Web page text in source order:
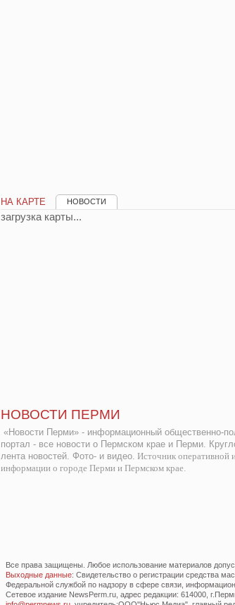
НА КАРТЕ НОВОСТИ
загрузка карты...
НОВОСТИ ПЕРМИ
«Новости Перми» - информационный общественно-
портал - все новости о Пермском крае и Перми.
лента новостей. Фото- и видео. Источник оперативной
информации о городе Перми и Пермском крае.
Все права защищены. Любое использование материалов
Выходные данные: Свидетельство о регистрации средства
Федеральной службой по надзору в сфере связи,
Сетевое издание NewsPerm.ru, адрес редакции: 614000,